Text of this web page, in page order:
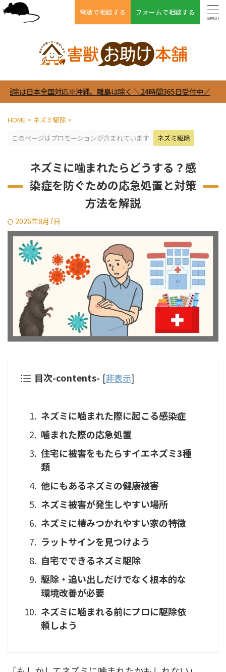
電話で相談する フォームで相談する
対応※沖縄、離島は除く ＼24時間365日受付中／
HOME > ネズミ駆除 >
このページはプロモーションが含まれています
ネズミ駆除
ネズミに噛まれたらどうする？感
染症を防ぐための応急処置と対策
方法を解説
2026年8月7日
目次-contents- [非表示]
ネズミに噛まれた際に起こる感染症
噛まれた際の応急処置
住宅に被害をもたらすイエネズミ3種
類
他にもあるネズミの健康被害
ネズミ被害が発生しやすい場所
ネズミに棲みつかれやすい家の特徴
ラットサインを見つけよう
自宅でできるネズミ駆除
駆除・追い出しだけでなく根本的な
環境改善が必要
ネズミに噛まれる前にプロに駆除依
頼しよう